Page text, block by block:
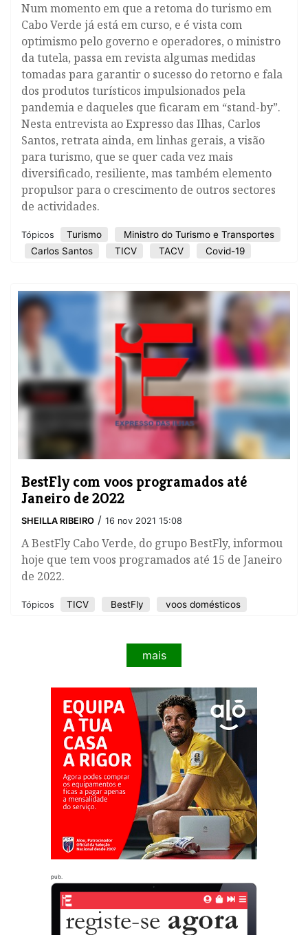
Num momento em que a retoma do turismo em
Cabo Verde já está em curso, e é vista com
optimismo pelo governo e operadores, o ministro
da tutela, passa em revista algumas medidas
tomadas para garantir o sucesso do retorno e fala
dos produtos turísticos impulsionados pela
pandemia e daqueles que ficaram em “stand-by”.
Nesta entrevista ao Expresso das Ilhas, Carlos
Santos, retrata ainda, em linhas gerais, a visão
para turismo, que se quer cada vez mais
diversificado, resiliente, mas também elemento
propulsor para o crescimento de outros sectores
de actividades.
Tópicos Turismo
Ministro do Turismo e Transportes
Carlos Santos
TICV TACV Covid-19
BestFly com voos programados até
Janeiro de 2022
SHEILLA RIBEIRO / 16 nov 2021 15:08
A BestFly Cabo Verde, do grupo BestFly, informou
hoje que tem voos programados até 15 de Janeiro
de 2022.
Tópicos TICV BestFly voos domésticos
mais
pub.